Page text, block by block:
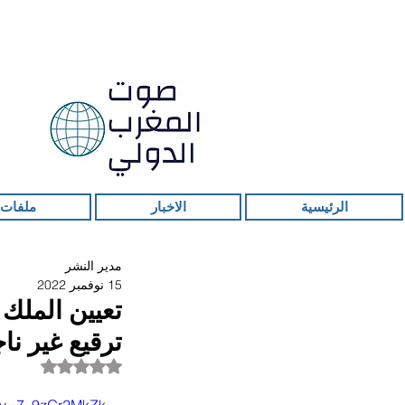
الرئيسية الاخبار
تعيين
ترقيع غير
مدير النشر
15 نوفمبر 2022
تم التقييم بـ ليس